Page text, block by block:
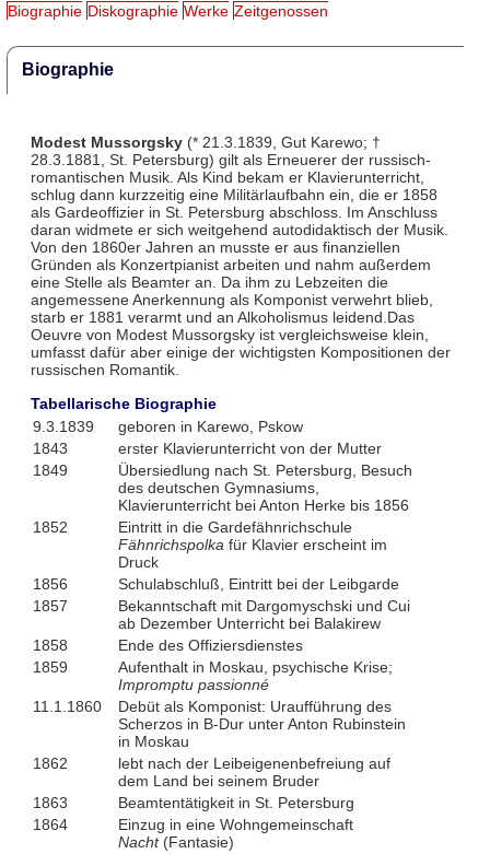
Biographie Diskographie Werke Zeitgenossen
Biographie
Modest Mussorgsky(* 21.3.1839, Gut Karewo; †
28.3.1881, St. Petersburg) gilt als Erneuerer der russisch-
romantischen Musik. Als Kind bekam er Klavierunterricht,
schlug dann kurzzeitig eine Militärlaufbahn ein, die er 1858
als Gardeoffizier in St. Petersburg abschloss. Im Anschluss
daran widmete er sich weitgehend autodidaktisch der Musik.
Von den 1860er Jahren an musste er aus finanziellen
Gründen als Konzertpianist arbeiten und nahm außerdem
eine Stelle als Beamter an. Da ihm zu Lebzeiten die
angemessene Anerkennung als Komponist verwehrt blieb,
starb er 1881 verarmt und an Alkoholismus leidend.Das
Oeuvre von Modest Mussorgsky ist vergleichsweise klein,
umfasst dafür aber einige der wichtigsten Kompositionen der
russischen Romantik.
Tabellarische Biographie
9.3.1839
geboren in Karewo, Pskow
1843
erster Klavierunterricht von der Mutter
1849
Übersiedlung nach St. Petersburg, Besuch
des deutschen Gymnasiums,
Klavierunterricht bei Anton Herke bis 1856
1852
Eintritt in die Gardefähnrichschule
Fähnrichspolkafür Klavier erscheint im
Druck
1856
Schulabschluß, Eintritt bei der Leibgarde
1857
Bekanntschaft mit Dargomyschski und Cui
ab Dezember Unterricht bei Balakirew
1858
Ende des Offiziersdienstes
1859
Aufenthalt in Moskau, psychische Krise;
Impromptu passionné
11.1.1860
Debüt als Komponist: Uraufführung des
Scherzos in B-Dur unter Anton Rubinstein
in Moskau
1862
lebt nach der Leibeigenenbefreiung auf
dem Land bei seinem Bruder
1863
Beamtentätigkeit in St. Petersburg
1864
Einzug in eine Wohngemeinschaft
Nacht(Fantasie)